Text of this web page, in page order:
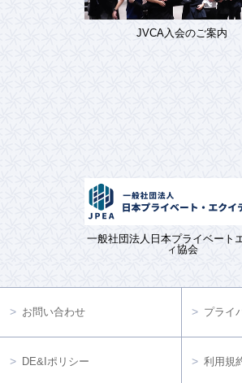
JVCA入会のご案内
一般社団法人日本プライベート
ィ協会
お問い合わせ プライ
DE&Iポリシー 利用規